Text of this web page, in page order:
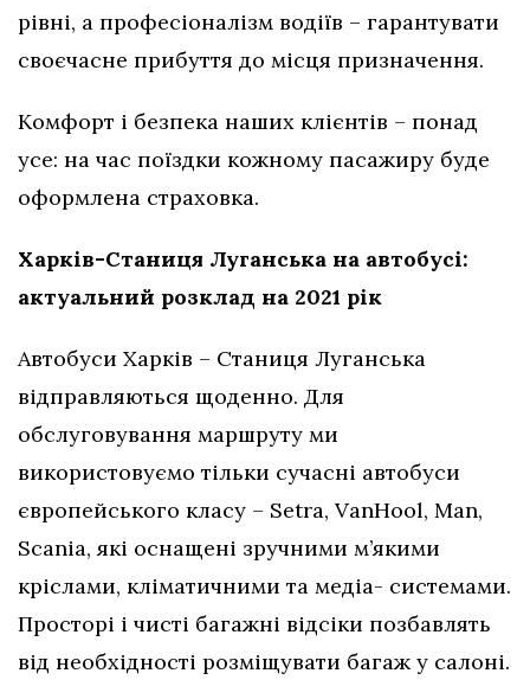
рівні, а професіоналізм водіїв – гарантувати
своєчасне прибуття до місця призначення.
Комфорт і безпека наших клієнтів – понад
усе: на час поїздки кожному пасажиру буде
оформлена страховка.
Харків-Станиця Луганська на автобусі:
актуальний розклад на 2021 рік
Автобуси Харків – Станиця Луганська
відправляються щоденно. Для
обслуговування маршруту ми
використовуємо тільки сучасні автобуси
європейського класу – Setra, VanHool, Man,
Scania, які оснащені зручними м’якими
кріслами, кліматичними та медіа- системами.
Просторі і чисті багажні відсіки позбавлять
від необхідності розміщувати багаж у салоні.